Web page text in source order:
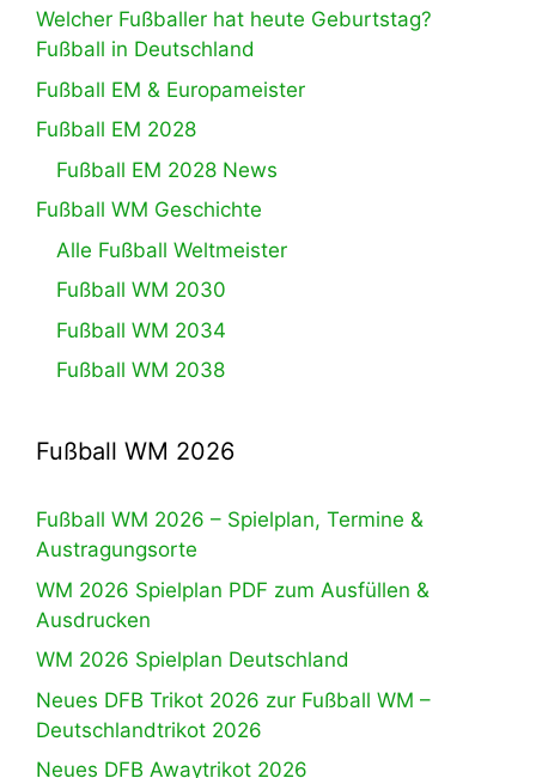
Welcher Fußballer hat heute Geburtstag?
Fußball in Deutschland
Fußball EM & Europameister
Fußball EM 2028
Fußball EM 2028 News
Fußball WM Geschichte
Alle Fußball Weltmeister
Fußball WM 2030
Fußball WM 2034
Fußball WM 2038
Fußball WM 2026
Fußball WM 2026 – Spielplan, Termine &
Austragungsorte
WM 2026 Spielplan PDF zum Ausfüllen &
Ausdrucken
WM 2026 Spielplan Deutschland
Neues DFB Trikot 2026 zur Fußball WM –
Deutschlandtrikot 2026
Neues DFB Awaytrikot 2026